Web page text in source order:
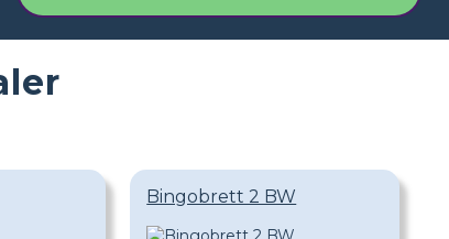
Bingobrett 2 BW